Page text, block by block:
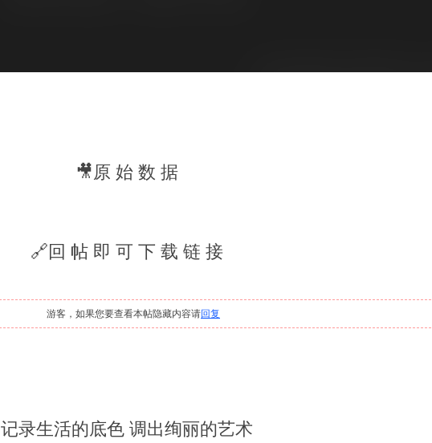
🎥原 始 数 据
🔗回 帖 即 可 下 载 链 接
游客，如果您要查看本帖隐藏内容请回复
记录生活的底色 调出绚丽的艺术